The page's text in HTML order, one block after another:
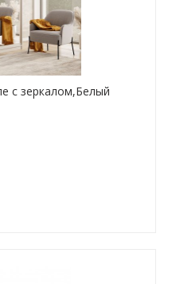
с зеркалом,Белый